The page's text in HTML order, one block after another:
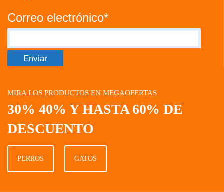
Correo electrónico*
MIRA LOS PRODUCTOS EN MEGAOFERTAS
30% 40% Y HASTA 60% DE
DESCUENTO
PERROS GATOS